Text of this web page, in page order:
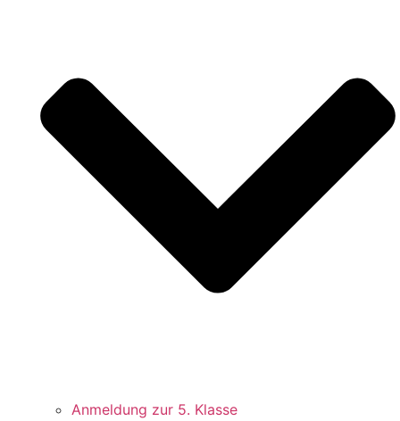
Anmeldung zur 5. Klasse